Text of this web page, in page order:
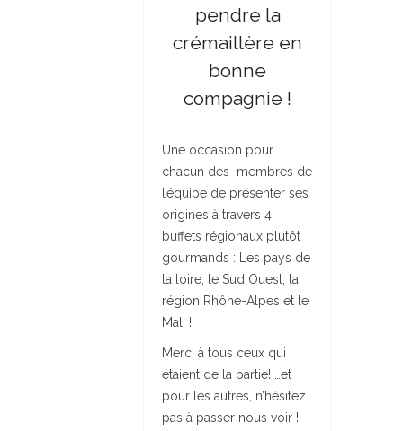
pendre la
crémaillère en
bonne
compagnie !
Une occasion pour
chacun des membres de
l’équipe de présenter ses
origines à travers 4
buffets régionaux plutôt
gourmands : Les pays de
la loire, le Sud Ouest, la
région Rhône-Alpes et le
Mali !
Merci à tous ceux qui
étaient de la partie! …et
pour les autres, n’hésitez
pas à passer nous voir !